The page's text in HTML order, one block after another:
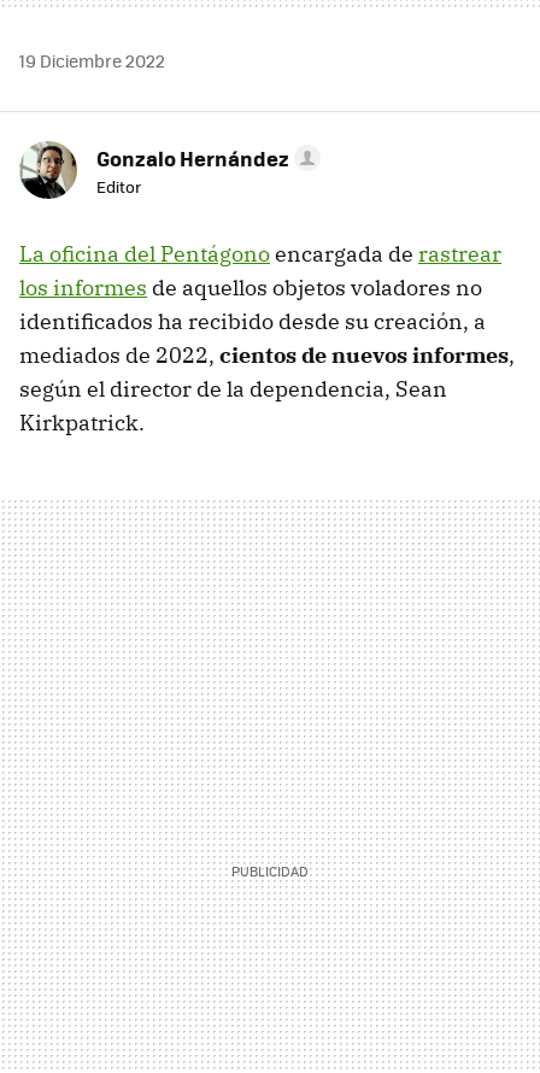
19 Diciembre 2022
Gonzalo Hernández
Editor
La oficina del Pentágonoencargada de rastrear
los informes de aquellos objetos voladores no
identificados ha recibido desde su creación, a
mediados de 2022, cientos de nuevos informes,
según el director de la dependencia, Sean
Kirkpatrick.